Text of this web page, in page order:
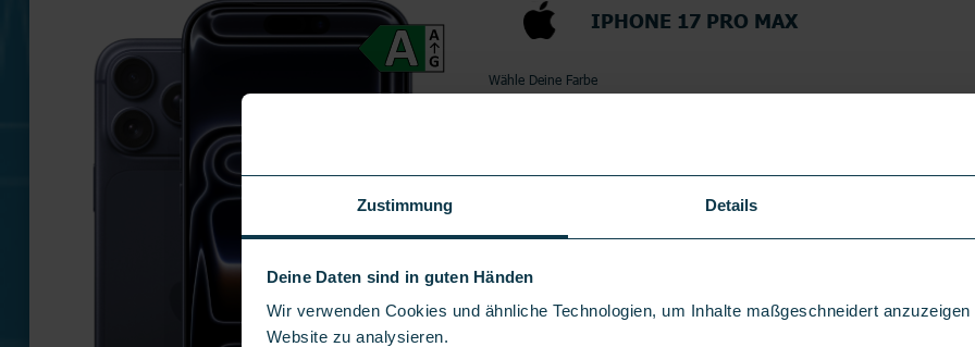
Zustimmung Details
Deine Daten sind in guten Händen
Wir verwenden Cookies und ähnliche Technologien, um Inhalte maßgeschneidert
Website zu analysieren.
IPHONE 17 PRO MAX
Wähle Deine Farbe
Wähle Deinen Gerätespeicher